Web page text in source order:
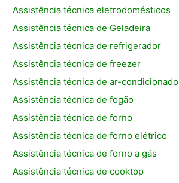
Assistência técnica eletrodomésticos
Assistência técnica de Geladeira
Assistência técnica de refrigerador
Assistência técnica de freezer
Assistência técnica de ar-condicionado
Assistência técnica de fogão
Assistência técnica de forno
Assistência técnica de forno elétrico
Assistência técnica de forno a gás
Assistência técnica de cooktop